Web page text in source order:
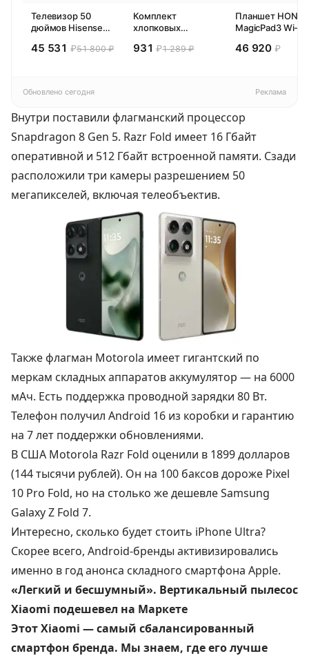
Телевизор 50
дюймов Hisense
(2026) Смарт ТВ
45 531 ₽51 800 ₽
Комплект
хлопковых
полотенец 4 шт,
931₽1 289 ₽
Планшет
MagicPad3 Wi-Fi,
Snapdragon 8,
46 920 ₽
Обновлено сегодня Реклама
Внутри поставили флагманский процессор
Snapdragon 8 Gen 5. Razr Fold имеет 16 Гбайт
оперативной и 512 Гбайт встроенной памяти. Сзади
расположили три камеры разрешением 50
мегапикселей, включая телеобъектив.
Также флагман Motorola имеет гигантский по
меркам складных аппаратов аккумулятор — на 6000
мАч. Есть поддержка проводной зарядки 80 Вт.
Телефон получил Android 16 из коробки и гарантию
на 7 лет поддержки обновлениями.
В США Motorola Razr Fold оценили в 1899 долларов
(144 тысячи рублей). Он на 100 баксов дороже Pixel
10 Pro Fold, но на столько же дешевле Samsung
Galaxy Z Fold 7.
Интересно, сколько будет стоить iPhone Ultra?
Скорее всего, Android-бренды активизировались
именно в год анонса складного смартфона Apple.
«Легкий и бесшумный». Вертикальный пылесос
Xiaomi подешевел на Маркете
Этот Xiaomi — самый сбалансированный
смартфон бренда. Мы знаем, где его лучше